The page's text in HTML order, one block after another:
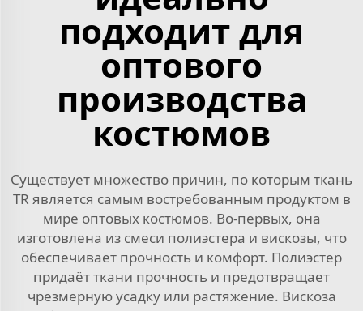
подходит для
оптового
производства
костюмов
Существует множество причин, по которым ткань
TR является самым востребованным продуктом в
мире оптовых костюмов. Во-первых, она
изготовлена из смеси полиэстера и вискозы, что
обеспечивает прочность и комфорт. Полиэстер
придаёт ткани прочность и предотвращает
чрезмерную усадку или растяжение. Вискоза